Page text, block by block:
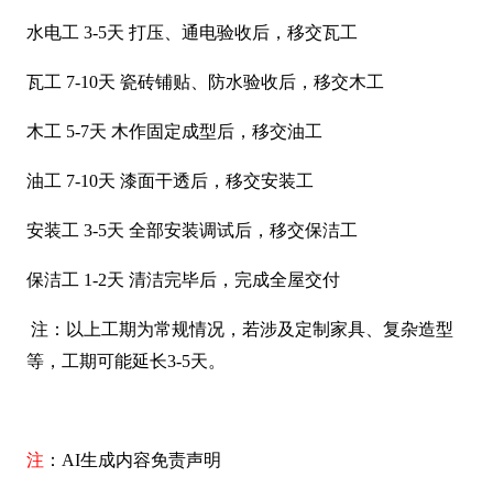
水电工 3-5天 打压、通电验收后，移交瓦工
瓦工 7-10天 瓷砖铺贴、防水验收后，移交木工
木工 5-7天 木作固定成型后，移交油工
油工 7-10天 漆面干透后，移交安装工
安装工 3-5天 全部安装调试后，移交保洁工
保洁工 1-2天 清洁完毕后，完成全屋交付
注：以上工期为常规情况，若涉及定制家具、复杂造型
等，工期可能延长3-5天。
注 ：AI生成内容免责声明